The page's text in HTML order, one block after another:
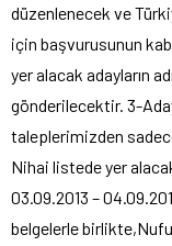
düzenlenecek ve
için başvurusunun
yer alacak adayların
gönderilecektir. 3-
taleplerimizden
Nihai listede yer
03.09.2013 –
belgelerle